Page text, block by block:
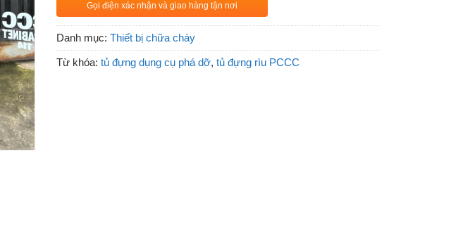
Gọi điện xác nhận và giao hàng tận nơi
Danh mục:Thiết bị chữa cháy
Từ khóa:tủ đựng dụng cụ phá dỡ,tủ đựng rìu PCCC